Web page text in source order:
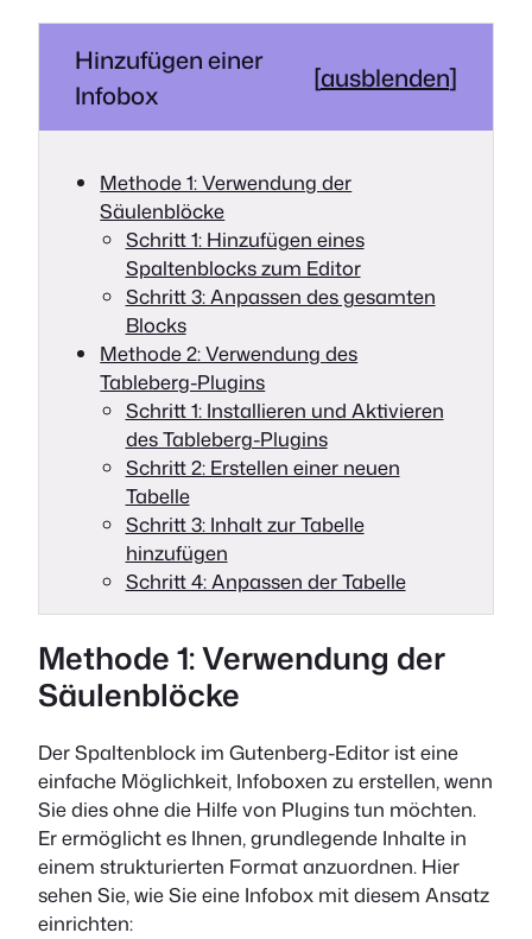
Hinzufügen einer
Infobox
[ausblenden]
Methode 1: Verwendung der
Säulenblöcke
Schritt 1: Hinzufügen eines
Spaltenblocks zum Editor
Schritt 3: Anpassen des gesamten
Blocks
Methode 2: Verwendung des
Tableberg-Plugins
Schritt 1: Installieren und Aktivieren
des Tableberg-Plugins
Schritt 2: Erstellen einer neuen
Tabelle
Schritt 3: Inhalt zur Tabelle
hinzufügen
Schritt 4: Anpassen der Tabelle
Methode 1: Verwendung der
Säulenblöcke
Der Spaltenblock im Gutenberg-Editor ist eine
einfache Möglichkeit, Infoboxen zu erstellen, wenn
Sie dies ohne die Hilfe von Plugins tun möchten.
Er ermöglicht es Ihnen, grundlegende Inhalte in
einem strukturierten Format anzuordnen. Hier
sehen Sie, wie Sie eine Infobox mit diesem Ansatz
einrichten: